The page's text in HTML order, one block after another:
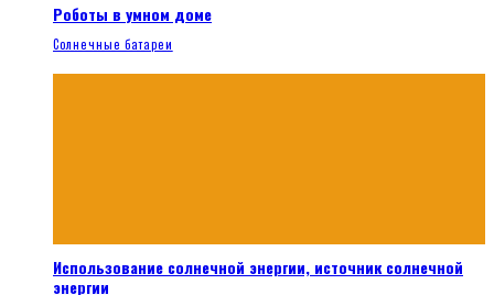
Роботы в умном доме
Солнечные батареи
Использование солнечной энергии, источник солнечной
энергии